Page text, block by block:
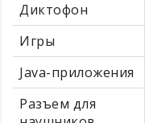
Диктофон
Игры
Java-приложения
Разъем для